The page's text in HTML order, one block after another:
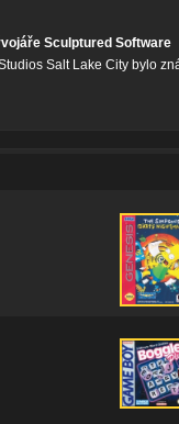
Sculptured Software
Salt Lake City bylo